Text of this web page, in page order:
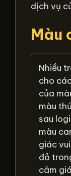
dịch vụ
Màu
Nhiều
cho
của
màu
sau
màu
giác
đỏ
cảm